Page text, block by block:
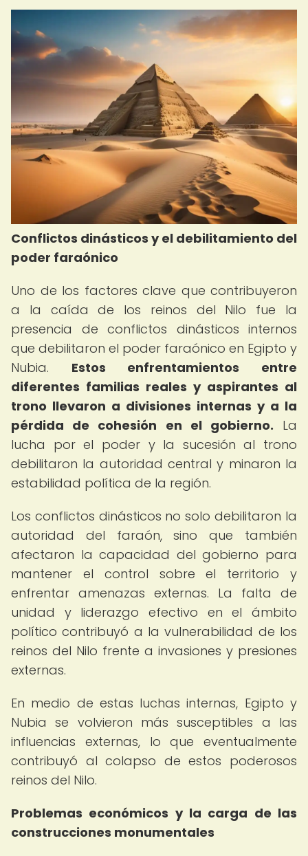
Conflictos dinásticos y el debilitamiento del
poder faraónico
Uno de los factores clave que contribuyeron
a la caída de los reinos del Nilo fue la
presencia de conflictos dinásticos internos
que debilitaron el poder faraónico en Egipto y
Nubia. Estos enfrentamientos entre
diferentes familias reales y aspirantes al
trono llevaron a divisiones internas y a la
pérdida de cohesión en el gobierno. La
lucha por el poder y la sucesión al trono
debilitaron la autoridad central y minaron la
estabilidad política de la región.
Los conflictos dinásticos no solo debilitaron la
autoridad del faraón, sino que también
afectaron la capacidad del gobierno para
mantener el control sobre el territorio y
enfrentar amenazas externas. La falta de
unidad y liderazgo efectivo en el ámbito
político contribuyó a la vulnerabilidad de los
reinos del Nilo frente a invasiones y presiones
externas.
En medio de estas luchas internas, Egipto y
Nubia se volvieron más susceptibles a las
influencias externas, lo que eventualmente
contribuyó al colapso de estos poderosos
reinos del Nilo.
Problemas económicos y la carga de las
construcciones monumentales